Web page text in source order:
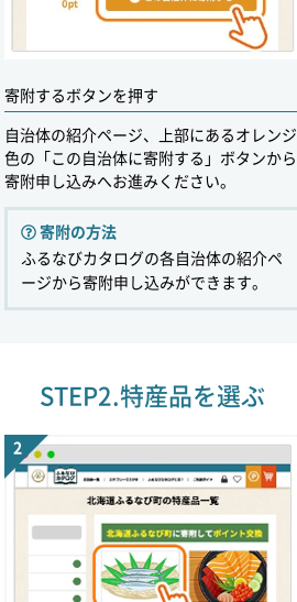
寄附するボタンを押す
自治体の紹介ページ、上部にあるオレンジ
色の「この自治体に寄附する」ボタンから
寄附申し込みへお進みください。
寄附の方法
ふるなびカタログの各自治体の紹介ペ
ージから寄附申し込みができます。
STEP2.特産品を選ぶ